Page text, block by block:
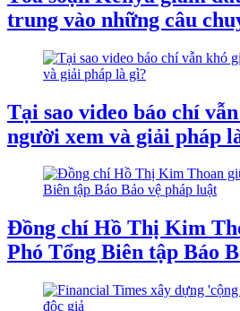
trung vào những câu
Tại sao video báo chí
người xem và giải pháp
Đồng chí Hồ Thị Kim
Phó Tổng Biên tập Báo